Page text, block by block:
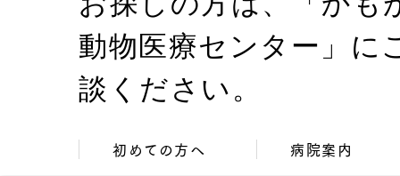
初めての方へ 病院案内